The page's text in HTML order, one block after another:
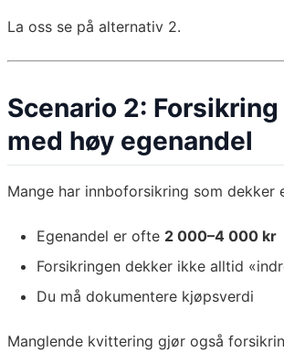
La oss se på alternativ 2.
Scenario 2: Forsikring
med høy egenandel
Mange har innboforsikring som dekker
Egenandel er ofte 2 000–4 000 kr
Forsikringen dekker ikke alltid
Du må dokumentere kjøpsverdi
Manglende kvittering gjør også